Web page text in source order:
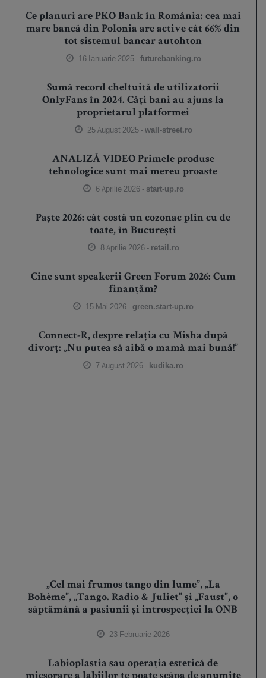
Ce planuri are PKO Bank în România: cea mai
mare bancă din Polonia are active cât 66% din
tot sistemul bancar autohton
16 Ianuarie 2025 -futurebanking.ro
Sumă record cheltuită de utilizatorii
OnlyFans în 2024. Câți bani au ajuns la
proprietarul platformei
25 August 2025 -wall-street.ro
ANALIZĂ VIDEO Primele produse
tehnologice sunt mai mereu proaste
6 Aprilie 2026 - start-up.ro
Paște 2026: cât costă un cozonac plin cu de
toate, în București
8 Aprilie 2026 - retail.ro
Cine sunt speakerii Green Forum 2026: Cum
finanțăm?
15 Mai 2026 - green.start-up.ro
Connect-R, despre relația cu Misha după
divorț: „Nu putea să aibă o mamă mai bună!”
7 August 2026 - kudika.ro
„Cel mai frumos tango din lume”, „La
Bohème”, „Tango. Radio & Juliet” și „Faust”, o
săptămână a pasiunii și introspecției la ONB
23 Februarie 2026
Labioplastia sau operația estetică de